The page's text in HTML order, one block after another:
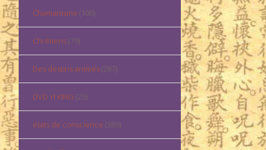
Chamanisme (100)
Chrétiens(79)
Des destins animés(287)
DVD YI KING (25)
états de conscience (389)